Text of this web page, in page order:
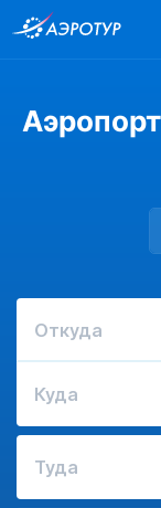
Откуда
Куда
Туда